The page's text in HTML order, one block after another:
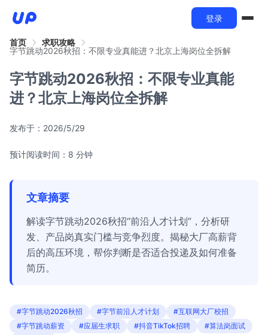
登录
首页
求职攻略
字节跳动2026秋招：不限专业真能进？北京上海岗位全拆解
字节跳动2026秋招：不限专业真能
进？北京上海岗位全拆解
发布于： 2026/5/29
预计阅读时间：8 分钟
文章摘要
解读字节跳动2026秋招“前沿人才计划”，分析研
发、产品岗真实门槛与竞争烈度。揭秘大厂高薪背
后的高压环境，帮你判断是否适合投递及如何准备
简历。
#字节跳动2026秋招 #字节前沿人才计划
#互联网大厂校招
#字节跳动薪资
#应届生求职 #抖音TikTok招聘
#算法岗面试